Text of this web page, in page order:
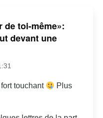
de toi-même»:
devant une
touchant
Plus